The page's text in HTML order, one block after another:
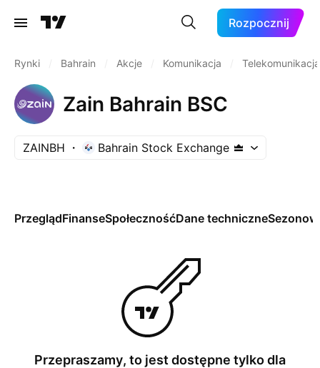
Rozpocznij
Rynki Bahrain Akcje Komunikacja
Zain Bahrain BSC
ZAINBH Bahrain Stock Exchange
PrzeglądFinanseSpołecznośćDane techniczne
Przepraszamy, to jest dostępne tylko dla